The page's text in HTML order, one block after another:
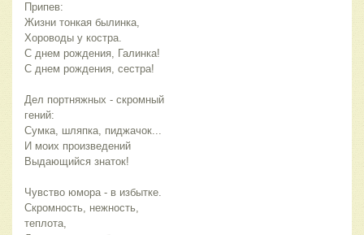
Припев:
Жизни тонкая былинка,
Хороводы у костра.
С днем рождения, Галинка!
С днем рождения, сестра!
Дел портняжных - скромный
гений:
Сумка, шляпка, пиджачок...
И моих произведений
Выдающийся знаток!
Чувство юмора - в избытке.
Скромность, нежность,
теплота,